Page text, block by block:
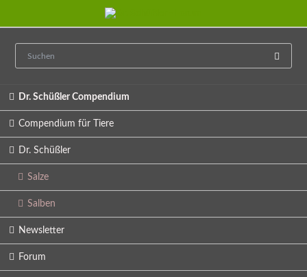
Dr. Schüßler Compendium
Compendium für Tiere
Dr. Schüßler
Salze
Salben
Newsletter
Forum